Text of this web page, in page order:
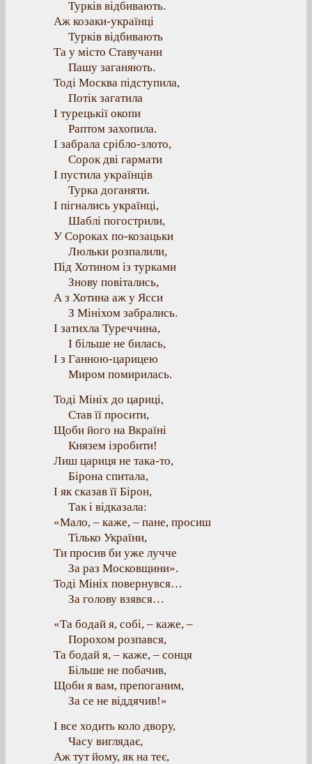
Турків відбивають.
Аж козаки-українці
Турків відбивають
Та у місто Ставучани
Пашу заганяють.
Тоді Москва підступила,
Потік загатила
І турецькії окопи
Раптом захопила.
І забрала срібло-злото,
Сорок дві гармати
І пустила українців
Турка доганяти.
І пігнались українці,
Шаблі погострили,
У Сороках по-козацьки
Люльки розпалили,
Під Хотином із турками
Знову повітались,
А з Хотина аж у Ясси
З Мініхом забрались.
І затихла Туреччина,
І більше не билась,
І з Ганною-царицею
Миром помирилась.
Тоді Мініх до цариці,
Став її просити,
Щоби його на Вкраїні
Князем ізробити!
Лиш цариця не така-то,
Бірона спитала,
І як сказав її Бірон,
Так і відказала:
«Мало, – каже, – пане, просиш
Тілько України,
Ти просив би уже лучче
За раз Московщини».
Тоді Мініх повернувся…
За голову взявся…
«Та бодай я, собі, – каже, –
Порохом розпався,
Та бодай я, – каже, – сонця
Більше не побачив,
Щоби я вам, препоганим,
За се не віддячив!»
І все ходить коло двору,
Часу виглядає,
Аж тут йому, як на теє,